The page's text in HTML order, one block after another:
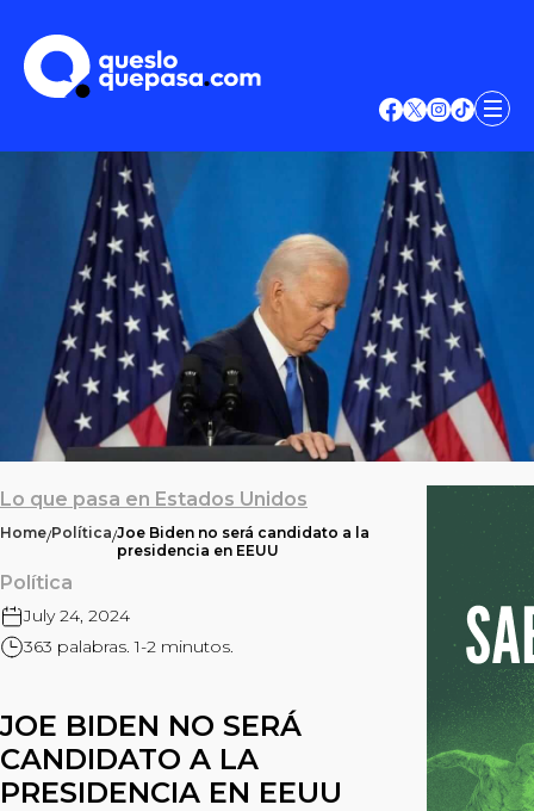
Lo que pasa en Estados Unidos
Home/Política/Joe Biden no será candidato a la
presidencia en EEUU
Política
July 24, 2024
363 palabras. 1-2 minutos.
JOE BIDEN NO SERÁ
CANDIDATO A LA
PRESIDENCIA EN EEUU